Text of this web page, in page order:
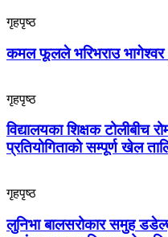
गृहपृष्ठ
कमल फूलले भरिभराउ भागेश्वर
गृहपृष्ठ
विद्यालयका शिक्षक टोलीबीच
प्रतियोगिताको सम्पूर्ण खेल
गृहपृष्ठ
लुनिभा बालसरोकार समुह